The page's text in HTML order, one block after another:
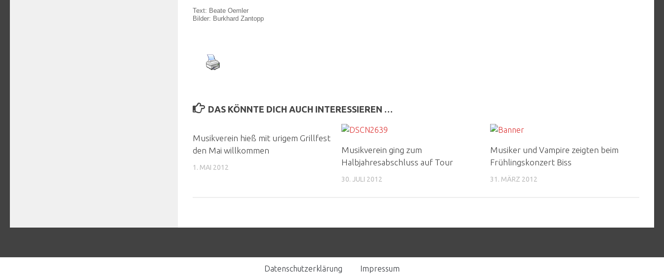
Text: Beate Oemler
Bilder: Burkhard Zantopp
DAS KÖNNTE DICH AUCH INTERESSIEREN …
Musikverein hieß mit urigem Grillfest
den Mai willkommen
1. MAI 2012
Musikverein ging zum
Halbjahresabschluss auf Tour
30. JULI 2012
Musiker und Vampire zeigten beim
Frühlingskonzert Biss
31. MÄRZ 2012
Datenschutzerklärung Impressum